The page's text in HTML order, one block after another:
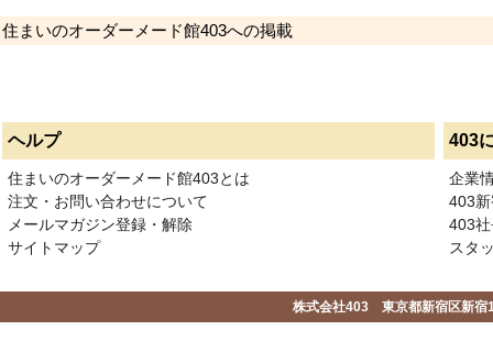
住まいのオーダーメード館403への掲載
ヘルプ 403
住まいのオーダーメード館403とは
注文・お問い合わせについて
メールマガジン登録・解除
サイトマップ
企業
403
403
スタ
株式会社403 東京都新宿区新